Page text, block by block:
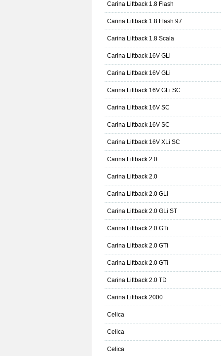
Carina Liftback 1.8 Flash
Carina Liftback 1.8 Flash 97
Carina Liftback 1.8 Scala
Carina Liftback 16V GLi
Carina Liftback 16V GLi
Carina Liftback 16V GLi SC
Carina Liftback 16V SC
Carina Liftback 16V SC
Carina Liftback 16V XLi SC
Carina Liftback 2.0
Carina Liftback 2.0
Carina Liftback 2.0 GLi
Carina Liftback 2.0 GLi ST
Carina Liftback 2.0 GTi
Carina Liftback 2.0 GTi
Carina Liftback 2.0 GTi
Carina Liftback 2.0 TD
Carina Liftback 2000
Celica
Celica
Celica